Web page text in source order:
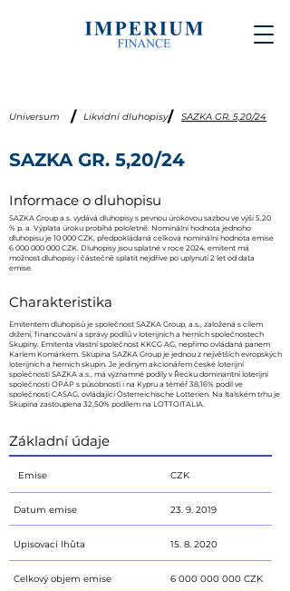
Universum / Likvidní dluhopisy/ SAZKA GR. 5,20/24
SAZKA GR. 5,20/24
Informace o dluhopisu
SAZKA Group a.s. vydává dluhopisy s pevnou úrokovou sazbou ve výši 5,20
% p. a. Výplata úroku probíhá pololetně. Nominální hodnota jednoho
dluhopisu je 10 000 CZK, předpokládaná celková nominální hodnota emise
6 000 000 000 CZK. Dluhopisy jsou splatné v roce 2024, emitent má
možnost dluhopisy i částečně splatit nejdříve po uplynutí 2 let od data
emise.
Charakteristika
Emitentem dluhopisů je společnost SAZKA Group, a.s., založená s cílem
držení, financování a správy podílů v loterijních a herních společnostech
Skupiny. Emitenta vlastní společnost KKCG AG, nepřímo ovládaná panem
Karlem Komárkem. Skupina SAZKA Group je jednou z největších evropských
loterijních a herních skupin. Je jediným akcionářem české loterijní
společnosti SAZKA a.s., má významné podíly v Řecku dominantní loterijní
společnosti OPAP s působností i na Kypru a téměř 38,16% podíl ve
společnosti CASAG, ovládající Österreichische Lotterien. Na Italském trhu je
Skupina zastoupena 32,50% podílem na LOTTOITALIA.
Základní údaje
Emise CZK
Datum emise 23. 9. 2019
Upisovací lhůta 15. 8. 2020
Celkový objem emise 6 000 000 000 CZK